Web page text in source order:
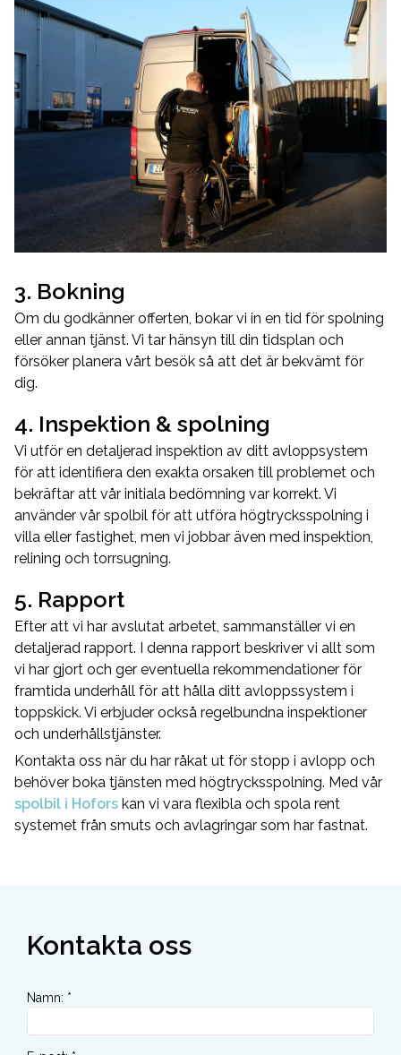
3. Bokning
Om du godkänner offerten, bokar vi in en tid för spolning
eller annan tjänst. Vi tar hänsyn till din tidsplan och
försöker planera vårt besök så att det är bekvämt för
dig.
4. Inspektion & spolning
Vi utför en detaljerad inspektion av ditt avloppsystem
för att identifiera den exakta orsaken till problemet och
bekräftar att vår initiala bedömning var korrekt. Vi
använder vår spolbil för att utföra högtrycksspolning i
villa eller fastighet, men vi jobbar även med inspektion,
relining och torrsugning.
5. Rapport
Efter att vi har avslutat arbetet, sammanställer vi en
detaljerad rapport. I denna rapport beskriver vi allt som
vi har gjort och ger eventuella rekommendationer för
framtida underhåll för att hålla ditt avloppssystem i
toppskick. Vi erbjuder också regelbundna inspektioner
och underhållstjänster.
Kontakta oss när du har råkat ut för stopp i avlopp och
behöver boka tjänsten med högtrycksspolning. Med vår
spolbil i Hofors kan vi vara flexibla och spola rent
systemet från smuts och avlagringar som har fastnat.
Kontakta oss
Namn: *